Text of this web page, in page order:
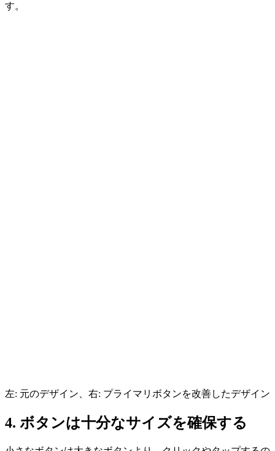
す。
左: 元のデザイン、右: プライマリボタンを改善したデザイン
4. ボタンは十分なサイズを確保する